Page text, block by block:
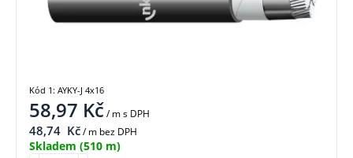
58,97 Kč/ ms DPH
48,74 Kč/ m bez DPH
Skladem (510 m)
Kód 1: AYKY-J 4x16